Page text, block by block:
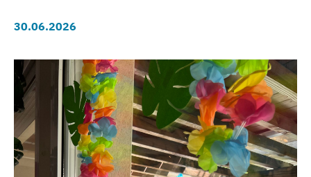
30.06.2026